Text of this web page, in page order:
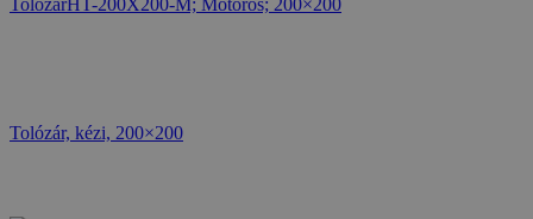
TolózárHT-200X200-M; Motoros; 200×200
Tolózár, kézi, 200×200